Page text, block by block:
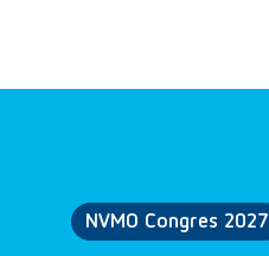
NVMO Congres 2027